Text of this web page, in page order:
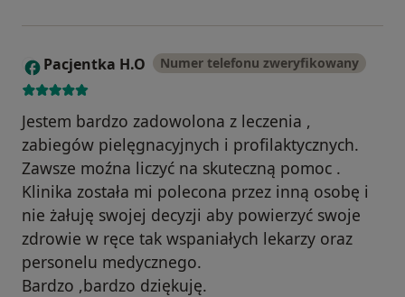
P Pacjentka H.O Numer telefonu zweryfikowany
Jestem bardzo zadowolona z leczenia ,
zabiegów pielęgnacyjnych i profilaktycznych.
Zawsze moźna liczyć na skuteczną pomoc .
Klinika została mi polecona przez inną osobę i
nie żałuję swojej decyzji aby powierzyć swoje
zdrowie w ręce tak wspaniałych lekarzy oraz
personelu medycznego.
Bardzo ,bardzo dziękuję.